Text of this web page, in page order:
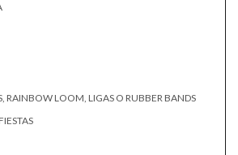
RAINBOW LOOM, LIGAS O RUBBER BANDS